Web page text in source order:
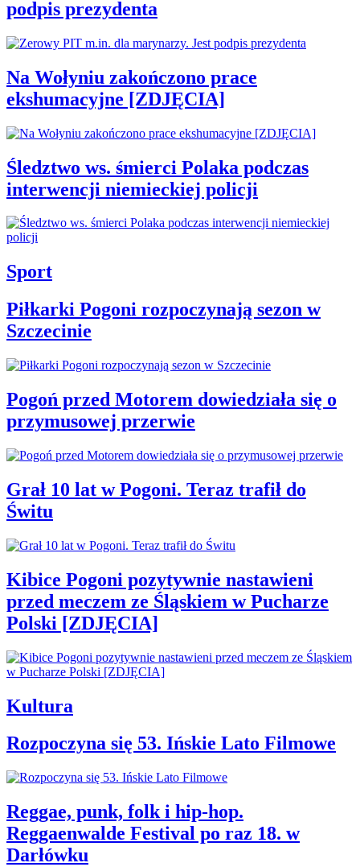
podpis prezydenta
Na Wołyniu zakończono prace
ekshumacyjne [ZDJĘCIA]
Śledztwo ws. śmierci Polaka podczas
interwencji niemieckiej policji
Sport
Piłkarki Pogoni rozpoczynają sezon w
Szczecinie
Pogoń przed Motorem dowiedziała się o
przymusowej przerwie
Grał 10 lat w Pogoni. Teraz trafił do
Świtu
Kibice Pogoni pozytywnie nastawieni
przed meczem ze Śląskiem w Pucharze
Polski [ZDJĘCIA]
Kultura
Rozpoczyna się 53. Ińskie Lato Filmowe
Reggae, punk, folk i hip-hop.
Reggaenwalde Festival po raz 18. w
Darłówku